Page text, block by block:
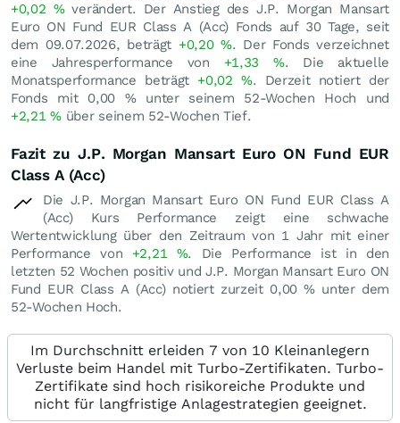
+0,02 %verändert. Der Anstieg des J.P. Morgan Mansart
Euro ON Fund EUR Class A (Acc) Fonds auf 30 Tage, seit
dem 09.07.2026, beträgt +0,20%. Der Fonds verzeichnet
eine Jahresperformance von +1,33%. Die aktuelle
Monatsperformance beträgt +0,02 %. Derzeit notiert der
Fonds mit 0,00 %unter seinem 52-Wochen Hoch und
+2,21%über seinem 52-Wochen Tief.
Fazit zu J.P. Morgan Mansart Euro ON Fund EUR
Class A (Acc)
Die J.P. Morgan Mansart Euro ON Fund EUR Class A
(Acc) Kurs Performance zeigt eine schwache
Wertentwicklung über den Zeitraum von 1 Jahr mit einer
Performance von +2,21 %. Die Performance ist in den
letzten 52 Wochen positiv und J.P. Morgan Mansart Euro ON
Fund EUR Class A (Acc) notiert zurzeit 0,00%unter dem
52-Wochen Hoch.
Im Durchschnitt erleiden 7 von 10 Kleinanlegern
Verluste beim Handel mit Turbo-Zertifikaten. Turbo-
Zertifikate sind hoch risikoreiche Produkte und
nicht für langfristige Anlagestrategien geeignet.